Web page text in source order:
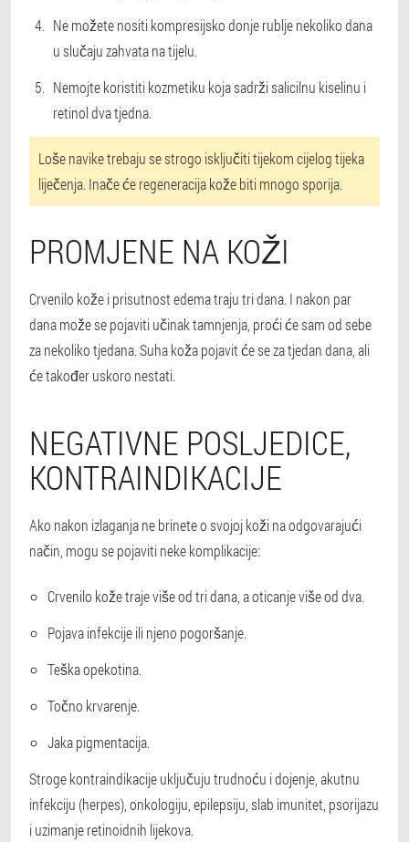
Ne možete nositi kompresijsko donje rublje nekoliko dana
u slučaju zahvata na tijelu.
Nemojte koristiti kozmetiku koja sadrži salicilnu kiselinu i
retinol dva tjedna.
Loše navike trebaju se strogo isključiti tijekom cijelog tijeka
liječenja. Inače će regeneracija kože biti mnogo sporija.
PROMJENE NA KOŽI
Crvenilo kože i prisutnost edema traju tri dana. I nakon par
dana može se pojaviti učinak tamnjenja, proći će sam od sebe
za nekoliko tjedana. Suha koža pojavit će se za tjedan dana, ali
će također uskoro nestati.
NEGATIVNE POSLJEDICE,
KONTRAINDIKACIJE
Ako nakon izlaganja ne brinete o svojoj koži na odgovarajući
način, mogu se pojaviti neke komplikacije:
Crvenilo kože traje više od tri dana, a oticanje više od dva.
Pojava infekcije ili njeno pogoršanje.
Teška opekotina.
Točno krvarenje.
Jaka pigmentacija.
Stroge kontraindikacije uključuju trudnoću i dojenje, akutnu
infekciju (herpes), onkologiju, epilepsiju, slab imunitet, psorijazu
i uzimanje retinoidnih lijekova.